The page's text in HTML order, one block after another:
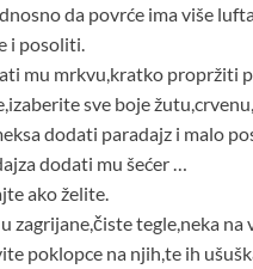
da povrće ima više
i posoliti.
mu mrkvu,kratko propržiti
sve boje
dodati paradajz i malo
dodati mu šećer …
ako želite.
zagrijane,čiste tegle,neka
poklopce na njih,te ih